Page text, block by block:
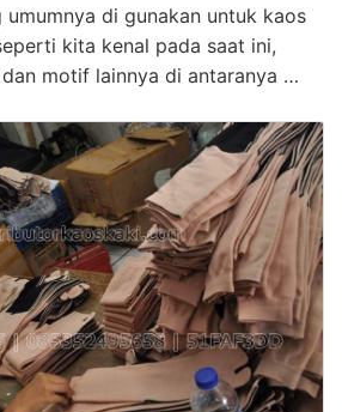
umumnya di gunakan untuk kaos
kita kenal pada saat ini,
motif lainnya di antaranya …